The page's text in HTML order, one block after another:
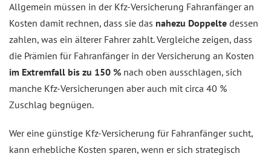
Allgemein müssen in der Kfz-Versicherung Fahranfänger an
Kosten damit rechnen, dass sie das nahezu Doppelte dessen
zahlen, was ein älterer Fahrer zahlt. Vergleiche zeigen, dass
die Prämien für Fahranfänger in der Versicherung an Kosten
im Extremfall bis zu 150 % nach oben ausschlagen, sich
manche Kfz-Versicherungen aber auch mit circa 40 %
Zuschlag begnügen.
Wer eine günstige Kfz-Versicherung für Fahranfänger sucht,
kann erhebliche Kosten sparen, wenn er sich strategisch